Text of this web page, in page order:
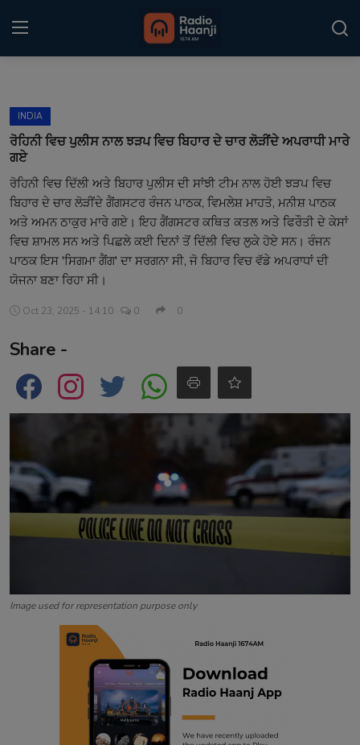
Home
Kitaab Kahani
Gallery
Sponsors
Matrimonial
Event
Contact
INDIA
ਰੋਹਿਨੀ ਵਿਚ ਪੁਲੀਸ ਨਾਲ ਝੜਪ ਵਿਚ ਬਿਹਾਰ ਦੇ ਚਾਰ ਲੋੜੀਂਦੇ ਅਪਰਾਧੀ ਮਾਰੇ
ਗਏ
ਰੋਹਿਨੀ ਵਿਚ ਦਿੱਲੀ ਅਤੇ ਬਿਹਾਰ ਪੁਲੀਸ ਦੀ ਸਾਂਝੀ ਟੀਮ ਨਾਲ ਹੋਈ ਝੜਪ ਵਿਚ
ਬਿਹਾਰ ਦੇ ਚਾਰ ਲੋੜੀਂਦੇ ਗੈਂਗਸਟਰ ਰੰਜਨ ਪਾਠਕ, ਵਿਮਲੇਸ਼ ਮਾਹਤੋ, ਮਨੀਸ਼ ਪਾਠਕ
ਅਤੇ ਅਮਨ ਠਾਕੁਰ ਮਾਰੇ ਗਏ। ਇਹ ਗੈਂਗਸਟਰ ਕਥਿਤ ਕਤਲ ਅਤੇ ਫਿਰੌਤੀ ਦੇ ਕੇਸਾਂ
ਵਿਚ ਸ਼ਾਮਲ ਸਨ ਅਤੇ ਪਿਛਲੇ ਕਈ ਦਿਨਾਂ ਤੋਂ ਦਿੱਲੀ ਵਿਚ ਲੁਕੇ ਹੋਏ ਸਨ। ਰੰਜਨ
ਪਾਠਕ ਇਸ 'ਸਿਗਮਾ ਗੈਂਗ' ਦਾ ਸਰਗਨਾ ਸੀ, ਜੋ ਬਿਹਾਰ ਵਿਚ ਵੱਡੇ ਅਪਰਾਧਾਂ ਦੀ
ਯੋਜਨਾ ਬਣਾ ਰਿਹਾ ਸੀ।
Oct 23, 2025 - 14:10 0 0
Share -
Image used for representation purpose only